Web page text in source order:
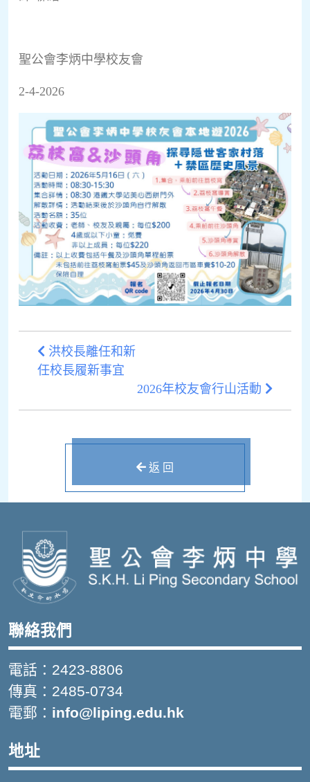
聖公會李炳中學校友會
2-4-2026
洪校長離任和新
任校長履新事宜
2026年校友會行山活動
返 回
聯絡我們
電話：2423-8806
傳真：2485-0734
電郵： info@liping.edu.hk
地址